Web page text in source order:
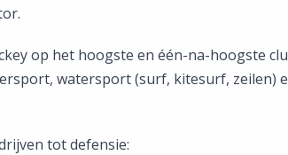
op het hoogste en één-na-hoogste
watersport (surf, kitesurf, zeilen)
tot defensie: